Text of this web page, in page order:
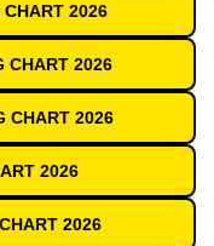
CHART 2026
CHART 2026
CHART 2026
2026
2026